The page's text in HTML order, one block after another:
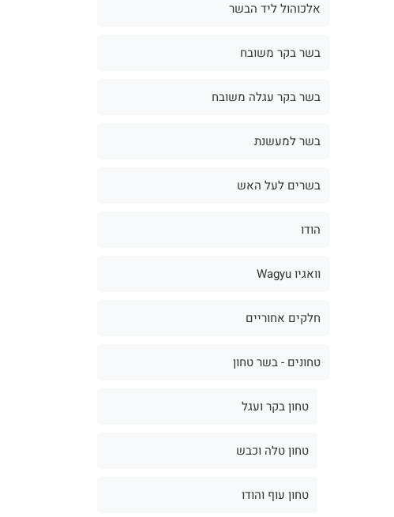
אלכוהול ליד הבשר
בשר בקר משובח
בשר בקר עגלה משובח
בשר למעשנת
בשרים לעל האש
הודו
וואגיו Wagyu
חלקים אחוריים
טחונים - בשר טחון
טחון בקר ועגל
טחון טלה וכבש
טחון עוף והודו